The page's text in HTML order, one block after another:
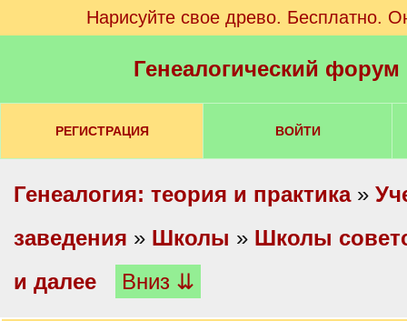
Нарисуйте свое древо. Бесплатно.
Генеалогический
РЕГИСТРАЦИЯ ВОЙТИ
Генеалогия: теория и практика»
заведения » Школы » Школы
и далее
Вниз ⇊